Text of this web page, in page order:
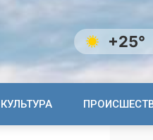
+25°
КУЛЬТУРА